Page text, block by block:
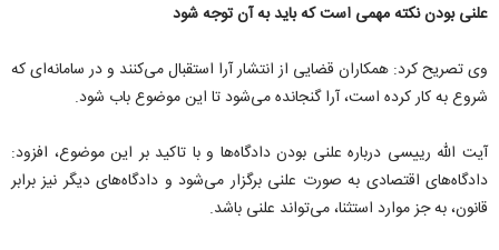
علنی بودن نکته مهمی است که باید به آن توجه شود
وی تصریح کرد: همکاران قضایی از انتشار آرا استقبال می‌کنند و در سامانه‌ای که
شروع به کار کرده است، آرا گنجانده می‌شود تا این موضوع باب شود.
آیت الله رییسی درباره علنی بودن دادگاه‌ها و با تاکید بر این موضوع، افزود:
دادگاه‌های اقتصادی به صورت علنی برگزار می‌شود و دادگاه‌های دیگر نیز برابر
قانون، به جز موارد استثنا، می‌تواند علنی باشد.